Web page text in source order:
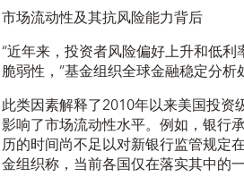
市场流动性及其抗风险能力背后
“近年来，投资者风险偏好上升和低
脆弱性，”基金组织全球金融稳定分析
此类因素解释了2010年以来美国投
影响了市场流动性水平。例如，银行
历的时间尚不足以对新银行监管规定
金组织称，当前各国仅在落实其中的